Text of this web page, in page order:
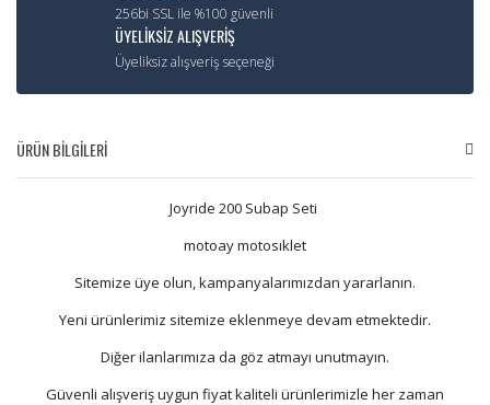
256bi SSL ile %100 güvenli
ÜYELİKSİZ ALIŞVERİŞ
Üyeliksiz alışveriş seçeneği
ÜRÜN BİLGİLERİ
Joyride 200 Subap Seti
motoay motosıklet
Sitemize üye olun, kampanyalarımızdan yararlanın.
Yeni ürünlerimiz sitemize eklenmeye devam etmektedir.
Diğer ilanlarımıza da göz atmayı unutmayın.
Güvenli alışveriş uygun fiyat kaliteli ürünlerimizle her zaman